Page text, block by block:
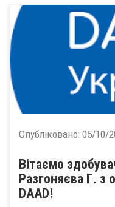
Опубліковано: 05/10/
Вітаємо
Разгоняєва Г. з
DAAD!